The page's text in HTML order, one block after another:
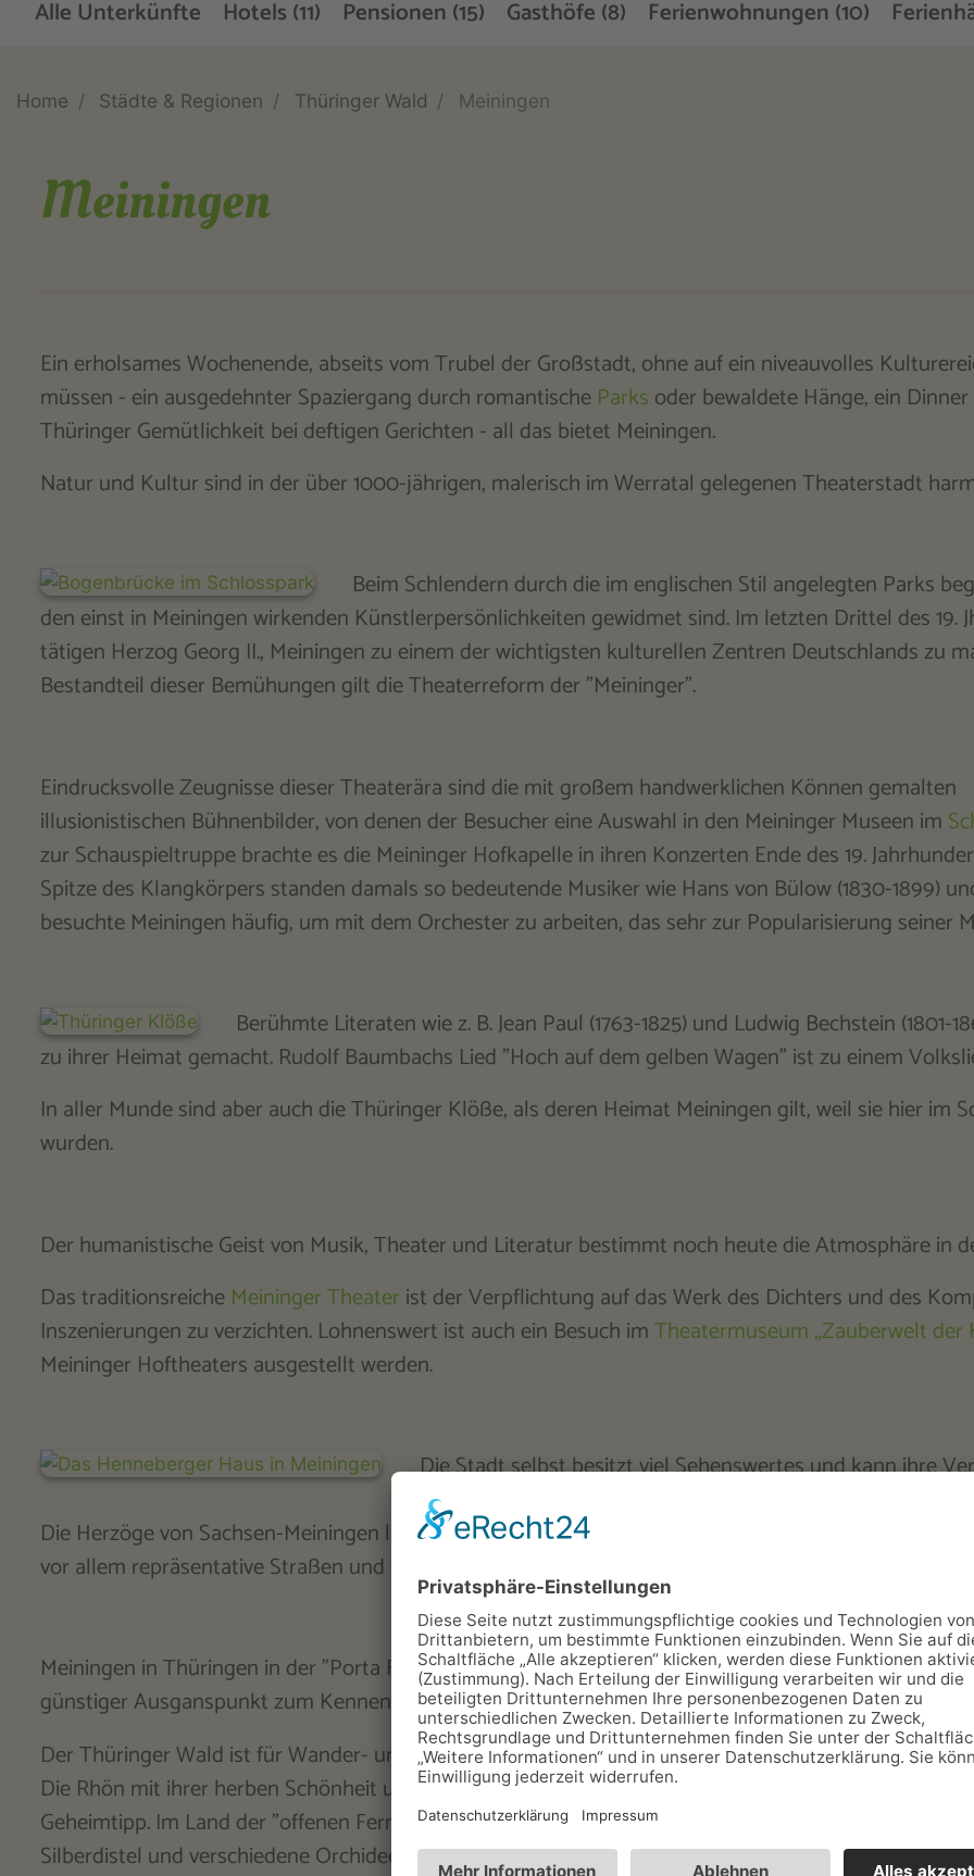
Alle Unterkünfte Hotels (11) Pensionen (15) Gasthöfe (8) Ferienwohnungen (10)
Home Städte & Regionen Thüringer Wald Meiningen
Meiningen
Ein erholsames Wochenende, abseits vom Trubel der Großstadt, ohne auf ein niveauvolles
müssen - ein ausgedehnter Spaziergang durch romantische Parks oder bewaldete Hänge, ein
Thüringer Gemütlichkeit bei deftigen Gerichten - all das bietet Meiningen.
Natur und Kultur sind in der über 1000-jährigen, malerisch im Werratal gelegenen Theaterstadt
Beim Schlendern durch die im englischen Stil angelegten Parks
den einst in Meiningen wirkenden Künstlerpersönlichkeiten gewidmet sind. Im letzten Drittel des 19.
tätigen Herzog Georg II., Meiningen zu einem der wichtigsten kulturellen Zentren Deutschlands zu
Bestandteil dieser Bemühungen gilt die Theaterreform der "Meininger".
Eindrucksvolle Zeugnisse dieser Theaterära sind die mit großem handwerklichen Können gemalten
illusionistischen Bühnenbilder, von denen der Besucher eine Auswahl in den Meininger Museen im
zur Schauspieltruppe brachte es die Meininger Hofkapelle in ihren Konzerten Ende des 19.
Spitze des Klangkörpers standen damals so bedeutende Musiker wie Hans von Bülow (1830-1899)
besuchte Meiningen häufig, um mit dem Orchester zu arbeiten, das sehr zur Popularisierung seiner
Berühmte Literaten wie z. B. Jean Paul (1763-1825) und Ludwig Bechstein
zu ihrer Heimat gemacht. Rudolf Baumbachs Lied "Hoch auf dem gelben Wagen" ist zu einem
In aller Munde sind aber auch die Thüringer Klöße, als deren Heimat Meiningen gilt, weil sie hier im
wurden.
Der humanistische Geist von Musik, Theater und Literatur bestimmt noch heute die Atmosphäre in
Das traditionsreiche Meininger Theater ist der Verpflichtung auf das Werk des Dichters und des
Inszenierungen zu verzichten. Lohnenswert ist auch ein Besuch imTheatermuseum „Zauberwelt der
Meininger Hoftheaters ausgestellt werden.
Die Stadt selbst besitzt viel Sehenswertes und kann ihre
Die Herzöge von Sachsen-Meiningen ließen besonders im 19. Jahrhundert großzügig bauen, so dass
vor allem repräsentative Straßen und Gebäude das Stadtbild bestimmen.
Meiningen in Thüringen in der "Porta Franconia" bietet sich für Natur- u. Wanderfreunde als
günstiger Ausganspunkt zum Kennenlernen zwei so verschiedener Landschaften, wie derThüringer
Der Thüringer Wald ist für Wander- und Wintersportfreunde längst zum Begriff geworden.
Die Rhön mit ihrer herben Schönheit und zahlreichen Möglichkeiten, von dieser Hügellandschaft
Geheimtipp. Im Land der "offenen Fernen" wie die Rhön auch genannt wird, findet der Gast urbanes
Silberdistel und verschiedene Orchideenarten.